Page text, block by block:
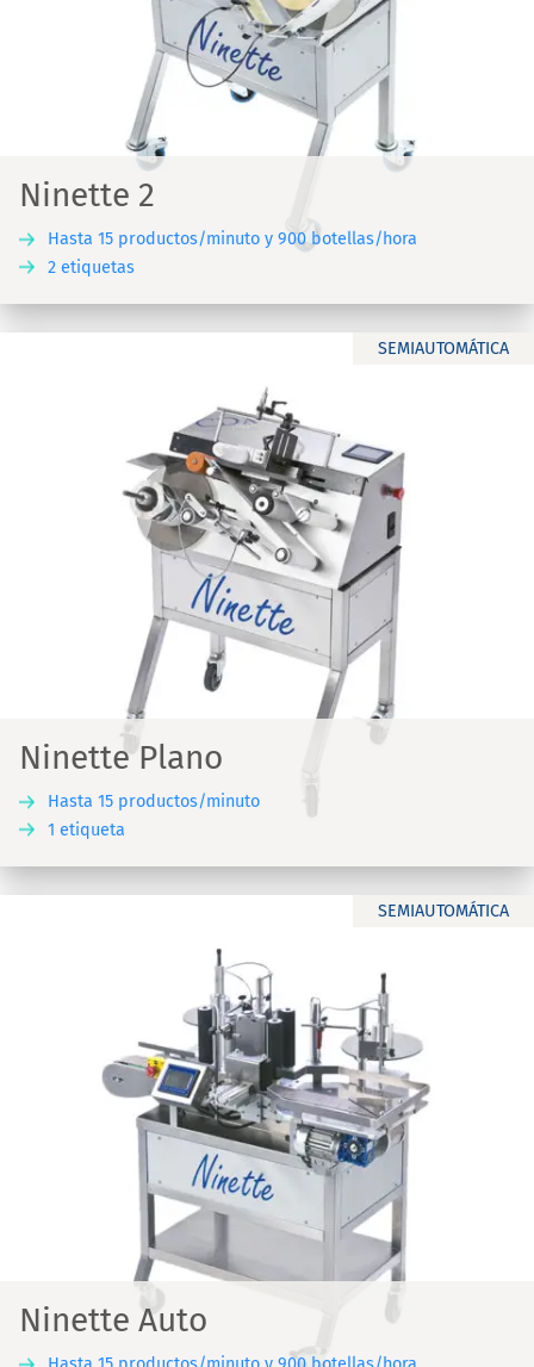
Ninette 2
Hasta 15 productos/minuto y 900 botellas/hora
2 etiquetas
SEMIAUTOMÁTICA
Ninette Plano
Hasta 15 productos/minuto
1 etiqueta
SEMIAUTOMÁTICA
Ninette Auto